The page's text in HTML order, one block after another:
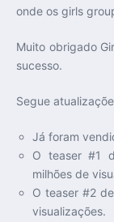
onde os girls
Muito obrigado
sucesso.
Segue
Já foram
O teaser #1
milhões de
O teaser #2
visualizações.